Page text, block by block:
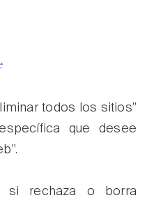
todos los sitios”
que desee
si rechaza o borra